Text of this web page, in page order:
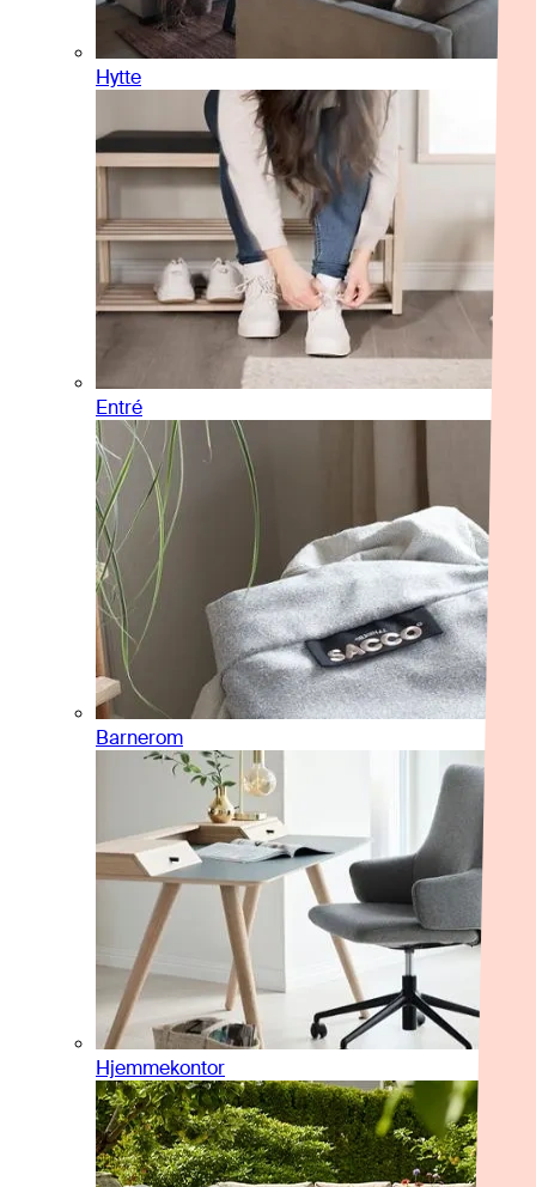
Hytte
Entré
Barnerom
Hjemmekontor